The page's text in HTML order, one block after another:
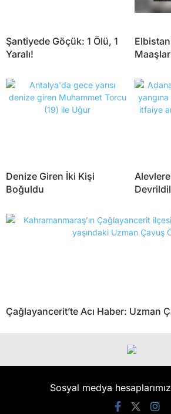
Şantiyede Göçük: 1 Ölü, 1
Yaralı!
Denize Giren İki Kişi
Boğuldu
Çağlayancerit’te Acı Haber: Uzman
Sosyal medya